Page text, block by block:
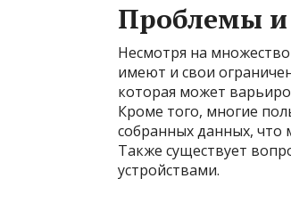
Проблемы и
Несмотря на
имеют и свои
которая может
Кроме того, многие
собранных данных, что
Также существует
устройствами.